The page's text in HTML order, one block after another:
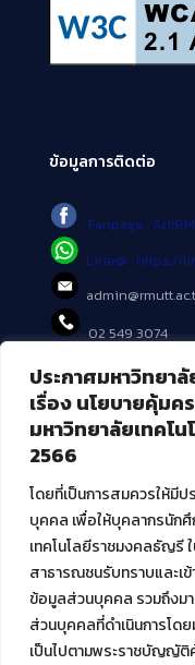
ประกาศมหาวิทยา
เรื่อง นโยบายคุ้ม
มหาวิทยาลัยเทคโ
2566
โดยที่เป็นการสมควรให้มี
บุคคล เพื่อให้บุคลากรนัก
เทคโนโลยีราชมงคลธัญรี
สาธารณชนรับทราบและเ
ข้อมูลส่วนบุคคล รวมถึงม
ส่วนบุคคลที่ดำเนินการโด
เป็นไปตามพระราชบัญญั
ข้อมูลการติดต่อ
Fanpage :
Line@ : https://
02 549 3074
บริการอื่นๆ ของ สวส.
ศูนย์สื่อดิจิทัล
ศูนย์นวัตกรรมและควา
สมัยใหม่ (MoSeC)
งานบริการวิชาการใ
โครงการส่งเสริมแล
กิจกรรมการเชื่อมโยง